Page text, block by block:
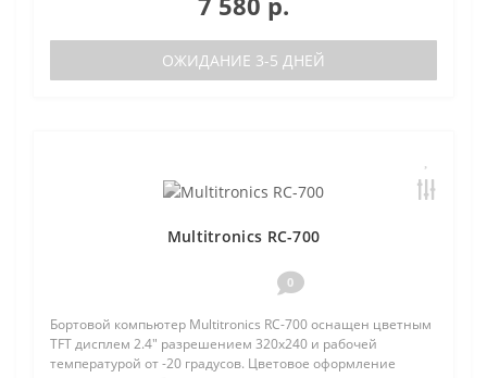
ОЖИДАНИЕ 3-5 ДНЕЙ
Multitronics RC-700
0
Бортовой компьютер Multitronics RC-700 оснащен цветным
TFT дисплем 2.4" разрешением 320х240 и рабочей
температурой от -20 градусов. Цветовое оформление